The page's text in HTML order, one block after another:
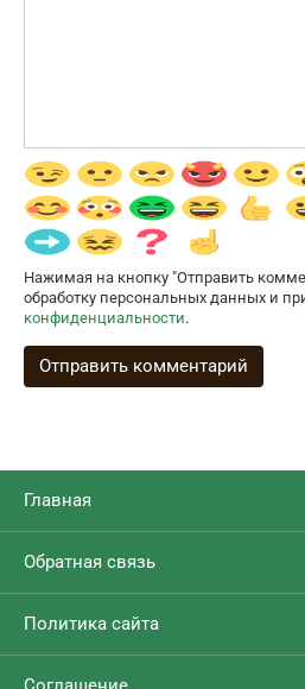
Нажимая на кнопку "Отправить
обработку персональных данных и
конфиденциальности.
Главная
Обратная связь
Политика сайта